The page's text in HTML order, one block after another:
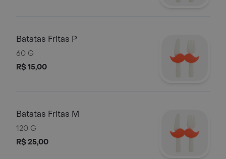
Batatas Fritas P
60 G
R$ 15,00
Batatas Fritas M
120 G
R$ 25,00